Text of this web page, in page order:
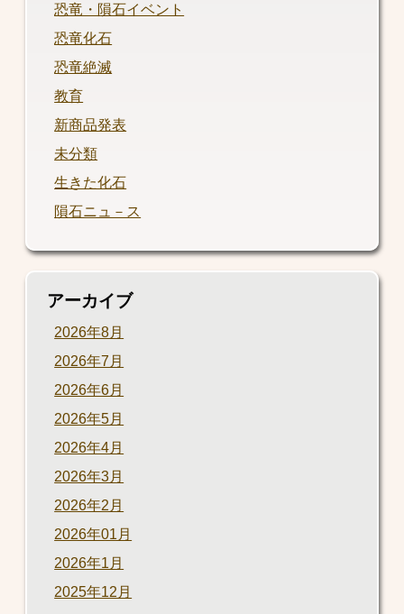
恐竜・隕石イベント
恐竜化石
恐竜絶滅
教育
新商品発表
未分類
生きた化石
隕石ニュ－ス
アーカイブ
2026年8月
2026年7月
2026年6月
2026年5月
2026年4月
2026年3月
2026年2月
2026年01月
2026年1月
2025年12月